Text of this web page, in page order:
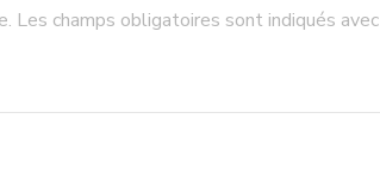
Les champs obligatoires sont indiqués avec